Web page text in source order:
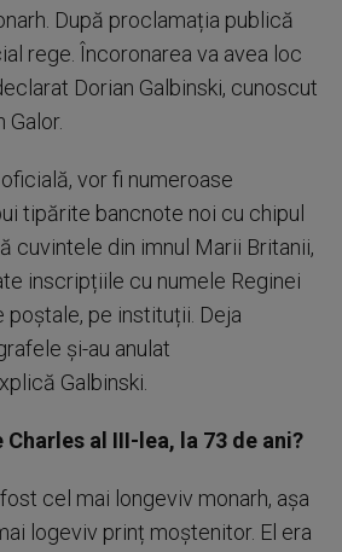
După proclamația publică
rege. Încoronarea va avea loc
Dorian Galbinski, cunoscut
Galor.
vor fi numeroase
tipărite bancnote noi cu chipul
cuvintele din imnul Marii Britanii,
inscripțiile cu numele Reginei
poștale, pe instituții. Deja
și-au anulat
Galbinski.
Charles al III-lea, la 73 de ani?
cel mai longeviv monarh, așa
logeviv prinț moștenitor. El era